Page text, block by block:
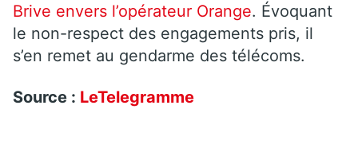
Brive envers l’opérateur Orange. Évoquant
le non-respect des engagements pris, il
s’en remet au gendarme des télécoms.
Source : LeTelegramme